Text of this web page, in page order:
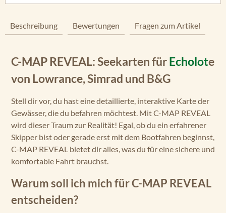
Beschreibung Bewertungen Fragen zum Artikel
C-MAP REVEAL: Seekarten fürEcholote
von Lowrance, Simrad und B&G
Stell dir vor, du hast eine detaillierte, interaktive Karte der
Gewässer, die du befahren möchtest. Mit C-MAP REVEAL
wird dieser Traum zur Realität! Egal, ob du ein erfahrener
Skipper bist oder gerade erst mit dem Bootfahren beginnst,
C-MAP REVEAL bietet dir alles, was du für eine sichere und
komfortable Fahrt brauchst.
Warum soll ich mich für C-MAP REVEAL
entscheiden?